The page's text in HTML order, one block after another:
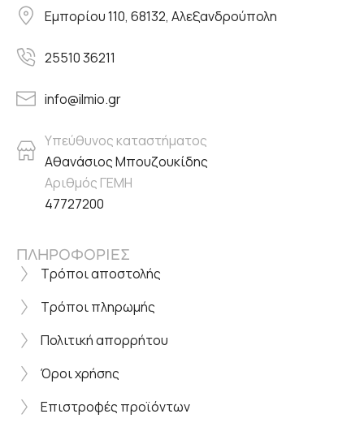
Εμπορίου 110, 68132, Αλεξανδρούπολη
25510 36211
info@ilmio.gr
Υπεύθυνος καταστήματος
Αθανάσιος Μπουζουκίδης
Αριθμός ΓΕΜΗ
47727200
ΠΛΗΡΟΦΟΡΙΕΣ
Τρόποι αποστολής
Τρόποι πληρωμής
Πολιτική απορρήτου
Όροι χρήσης
Επιστροφές προϊόντων